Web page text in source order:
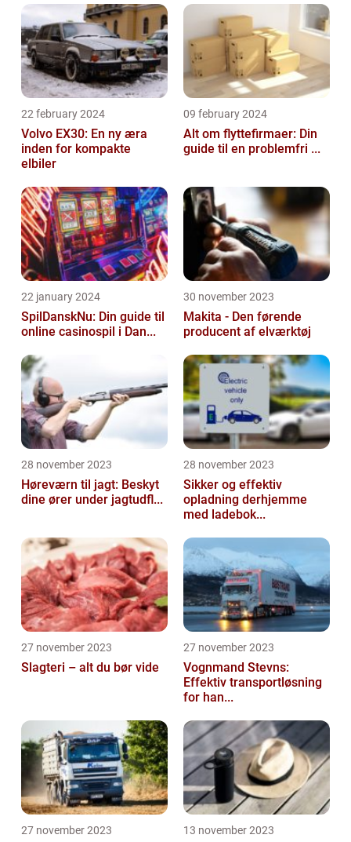
22 february 2024
Volvo EX30: En ny æra
inden for kompakte
elbiler
09 february 2024
Alt om flyttefirmaer: Din
guide til en problemfri ...
22 january 2024
SpilDanskNu: Din guide til
online casinospil i Dan...
30 november 2023
Makita - Den førende
producent af elværktøj
28 november 2023
Høreværn til jagt: Beskyt
dine ører under jagtudfl...
28 november 2023
Sikker og effektiv
opladning derhjemme
med ladebok...
27 november 2023
Slagteri – alt du bør vide
27 november 2023
Vognmand Stevns:
Effektiv transportløsning
for han...
27 november 2023 13 november 2023